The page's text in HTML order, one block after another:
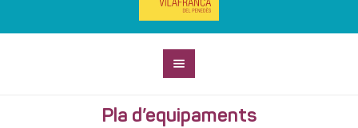
Pla d’equipaments